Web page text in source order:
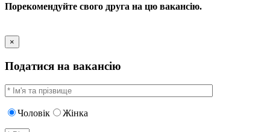
Порекомендуйте свого друга на цю вакансію.
×
Податися на вакансію
Чоловік Жінка